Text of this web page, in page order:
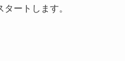
ートします。